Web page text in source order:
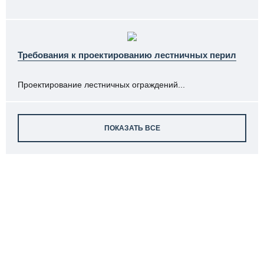
Требования к проектированию лестничных перил
Проектирование лестничных ограждений...
ПОКАЗАТЬ ВСЕ